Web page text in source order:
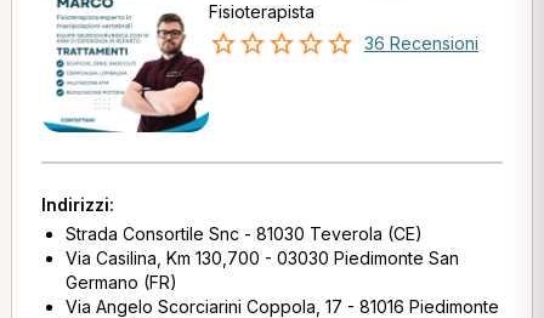
Fisioterapista
36 Recensioni
Indirizzi:
Strada Consortile Snc - 81030 Teverola (CE)
Via Casilina, Km 130,700 - 03030 Piedimonte San
Germano (FR)
Via Angelo Scorciarini Coppola, 17 - 81016 Piedimonte